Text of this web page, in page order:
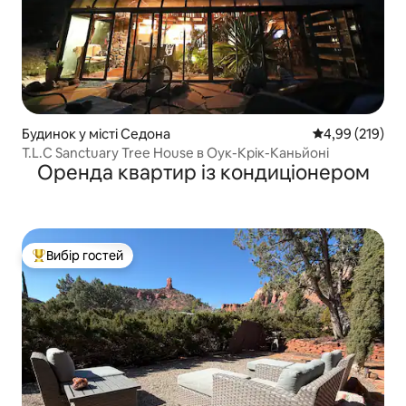
Будинок у місті Седона Середня
4,99 (219)
T.L.C Sanctuary Tree House в Оук-Крік-Каньйоні
Оренда квартир із кондиціонером
Топ вибір гостей
Вибір гостей